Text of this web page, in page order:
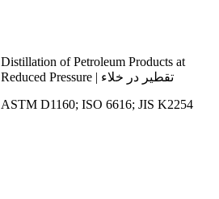
Distillation of Petroleum Products at
Reduced Pressure | تقطیر در خلاء
ASTM D1160; ISO 6616; JIS K2254